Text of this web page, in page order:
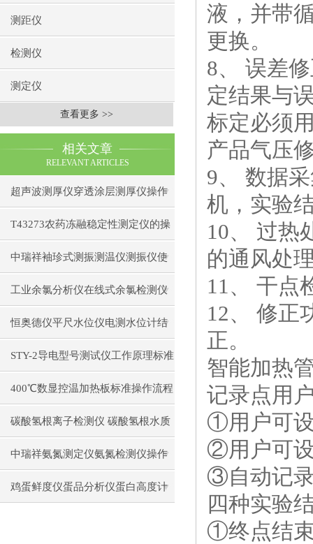
测距仪
检测仪
测定仪
查看更多 >>
相关文章
RELEVANT ARTICLES
超声波测厚仪穿透涂层测厚仪操作
前准备操作步骤
T43273农药冻融稳定性测定仪的操
作使用
中瑞祥袖珍式测振测温仪测振仪使
用注意事项工作原理
工业余氯分析仪在线式余氯检测仪
日常维护注意事项安装与接线步骤
恒奥德仪平尺水位仪电测水位计结
构原理操作使用
STY-2导电型号测试仪工作原理标准
操作流程
400℃数显控温加热板标准操作流程
碳酸氢根离子检测仪 碳酸氢根水质
测定仪操作使用
中瑞祥氨氮测定仪氨氮检测仪操作
前准备使用注意事项
鸡蛋鲜度仪蛋品分析仪蛋白高度计
液，并带
更换。
8、 误差
定结果与
标定必须
产品气压
9、 数据
机，实验
10、 过热
的通风处
11、 干点
12、 修正
正。
智能加热
记录点用
①用户可
②用户可
③自动记
四种实验
①终点结